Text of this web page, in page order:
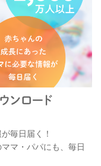
毎日届く！
マ・パパにも、毎日